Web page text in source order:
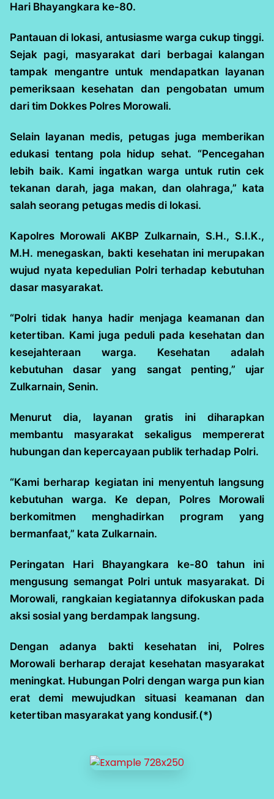
Hari Bhayangkara ke-80.
Pantauan di lokasi, antusiasme warga cukup tinggi.
Sejak pagi, masyarakat dari berbagai kalangan
tampak mengantre untuk mendapatkan layanan
pemeriksaan kesehatan dan pengobatan umum
dari tim Dokkes Polres Morowali.
Selain layanan medis, petugas juga memberikan
edukasi tentang pola hidup sehat. “Pencegahan
lebih baik. Kami ingatkan warga untuk rutin cek
tekanan darah, jaga makan, dan olahraga,” kata
salah seorang petugas medis di lokasi.
Kapolres Morowali AKBP Zulkarnain, S.H., S.I.K.,
M.H. menegaskan, bakti kesehatan ini merupakan
wujud nyata kepedulian Polri terhadap kebutuhan
dasar masyarakat.
“Polri tidak hanya hadir menjaga keamanan dan
ketertiban. Kami juga peduli pada kesehatan dan
kesejahteraan warga. Kesehatan adalah
kebutuhan dasar yang sangat penting,” ujar
Zulkarnain, Senin.
Menurut dia, layanan gratis ini diharapkan
membantu masyarakat sekaligus mempererat
hubungan dan kepercayaan publik terhadap Polri.
“Kami berharap kegiatan ini menyentuh langsung
kebutuhan warga. Ke depan, Polres Morowali
berkomitmen menghadirkan program yang
bermanfaat,” kata Zulkarnain.
Peringatan Hari Bhayangkara ke-80 tahun ini
mengusung semangat Polri untuk masyarakat. Di
Morowali, rangkaian kegiatannya difokuskan pada
aksi sosial yang berdampak langsung.
Dengan adanya bakti kesehatan ini, Polres
Morowali berharap derajat kesehatan masyarakat
meningkat. Hubungan Polri dengan warga pun kian
erat demi mewujudkan situasi keamanan dan
ketertiban masyarakat yang kondusif.(*)